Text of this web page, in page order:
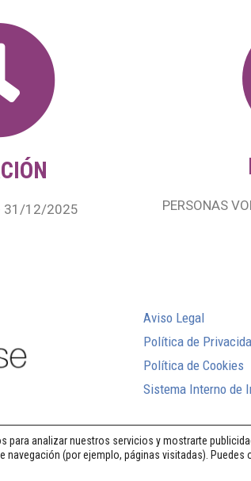
31/12/2025 PERSONAS
Aviso Legal
Política de
Política de Cookies
Sistema Interno de
©
para analizar nuestros servicios y mostrarte
navegación (por ejemplo, páginas visitadas).